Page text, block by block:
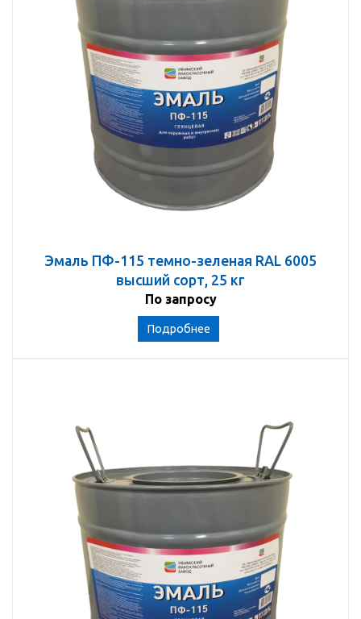
Эмаль ПФ-115 темно-зеленая RAL 6005
высший сорт, 25 кг
По запросу
Подробнее